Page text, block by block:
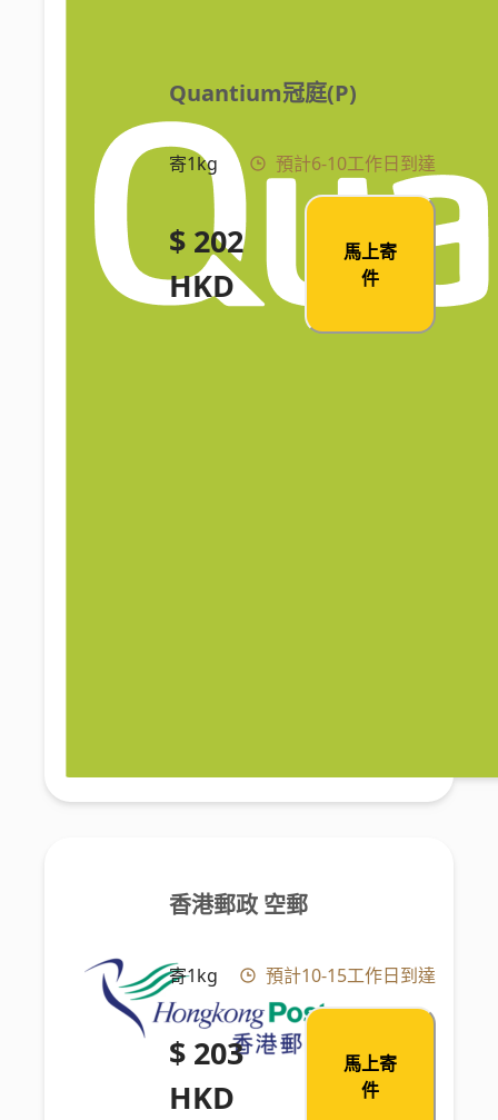
Quantium冠庭(P)
寄1kg 預計6-10工作日到達
$ 202
HKD
馬上寄
件
香港郵政 空郵
寄1kg 預計10-15工作日到達
$ 203
HKD
馬上寄
件